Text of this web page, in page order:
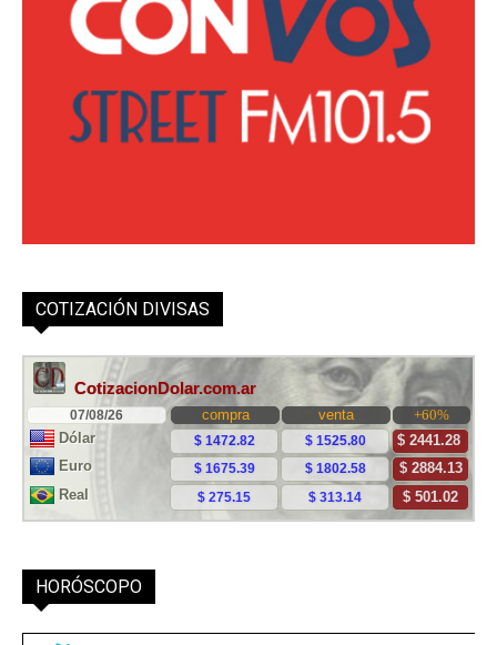
COTIZACIÓN DIVISAS
HORÓSCOPO